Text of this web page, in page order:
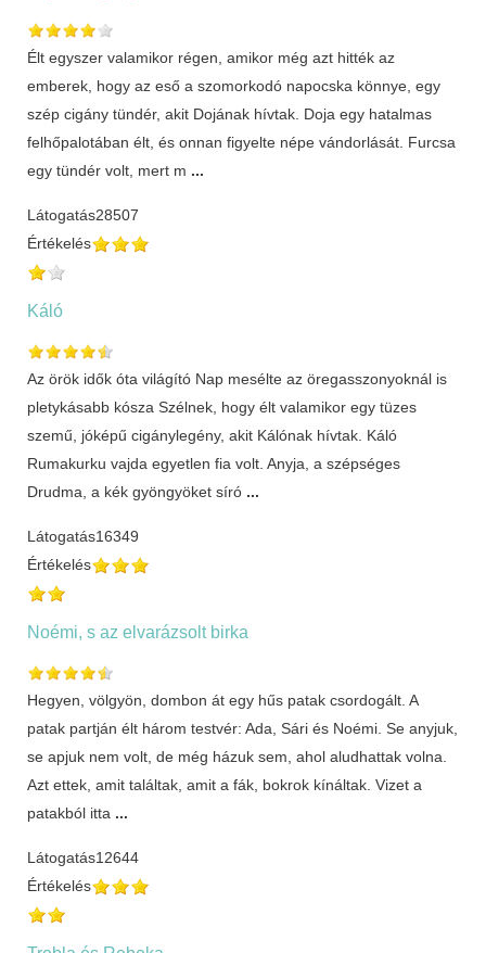
Élt egyszer valamikor régen, amikor még azt hitték az
emberek, hogy az eső a szomorkodó napocska könnye, egy
szép cigány tündér, akit Dojának hívtak. Doja egy hatalmas
felhőpalotában élt, és onnan figyelte népe vándorlását. Furcsa
egy tündér volt, mert m ...
Látogatás28507
Értékelés
Káló
Az örök idők óta világító Nap mesélte az öregasszonyoknál is
pletykásabb kósza Szélnek, hogy élt valamikor egy tüzes
szemű, jóképű cigánylegény, akit Kálónak hívtak. Káló
Rumakurku vajda egyetlen fia volt. Anyja, a szépséges
Drudma, a kék gyöngyöket síró ...
Látogatás16349
Értékelés
Noémi, s az elvarázsolt birka
Hegyen, völgyön, dombon át egy hűs patak csordogált. A
patak partján élt három testvér: Ada, Sári és Noémi. Se anyjuk,
se apjuk nem volt, de még házuk sem, ahol aludhattak volna.
Azt ettek, amit találtak, amit a fák, bokrok kínáltak. Vizet a
patakból itta ...
Látogatás12644
Értékelés